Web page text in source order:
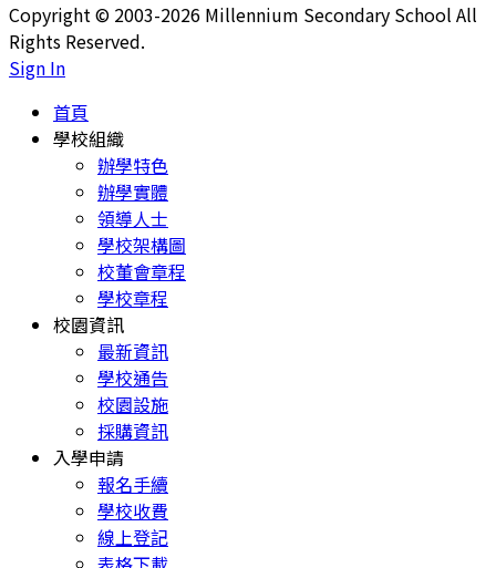
Copyright © 2003-2026 Millennium Secondary School All
Rights Reserved.
Sign In
首頁
學校組織
辦學特色
辦學實體
領導人士
學校架構圖
校董會章程
學校章程
校園資訊
最新資訊
學校通告
校園設施
採購資訊
入學申請
報名手續
學校收費
線上登記